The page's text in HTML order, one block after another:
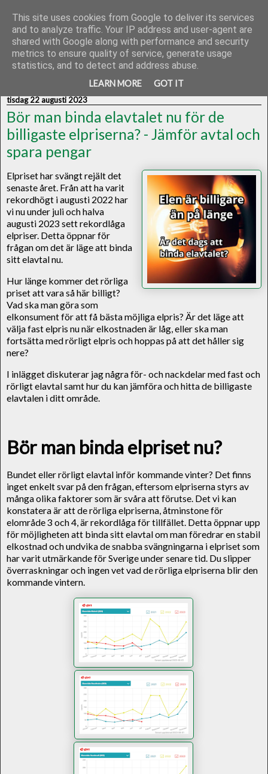
tisdag 22 augusti 2023
Bör man binda elavtalet nu för de
billigaste elpriserna? - Jämför avtal och
spara pengar
Elpriset har svängt rejält det
senaste året. Från att ha varit
rekordhögt i augusti 2022 har
vi nu under juli och halva
augusti 2023 sett rekordlåga
elpriser. Detta öppnar för
frågan om det är läge att binda
sitt elavtal nu.
Hur länge kommer det rörliga
priset att vara så här billigt?
Vad ska man göra som
elkonsument för att få bästa möjliga elpris? Är det läge att
välja fast elpris nu när elkostnaden är låg, eller ska man
fortsätta med rörligt elpris och hoppas på att det håller sig
nere?
I inlägget diskuterar jag några för- och nackdelar med fast och
rörligt elavtal samt hur du kan jämföra och hitta de billigaste
elavtalen i ditt område.
Bör man binda elpriset nu?
Bundet eller rörligt elavtal inför kommande vinter? Det finns
inget enkelt svar på den frågan, eftersom elpriserna styrs av
många olika faktorer som är svåra att förutse. Det vi kan
konstatera är att de rörliga elpriserna, åtminstone för
elområde 3 och 4, är rekordlåga för tillfället. Detta öppnar upp
för möjligheten att binda sitt elavtal om man föredrar en stabil
elkostnad och undvika de snabba svängningarna i elpriset som
har varit utmärkande för Sverige under senare tid. Du slipper
överraskningar och ingen vet vad de rörliga elpriserna blir den
kommande vintern.
This site uses cookies from Google to deliver its services
and to analyze traffic. Your IP address and user-agent are
shared with Google along with performance and security
metrics to ensure quality of service, generate usage
statistics, and to detect and address abuse.
LEARN MORE GOT IT